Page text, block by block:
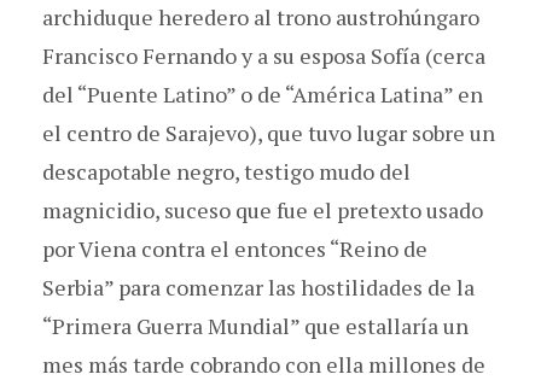
archiduque heredero al trono austrohúngaro
Francisco Fernando y a su esposa Sofía (cerca
del “Puente Latino” o de “América Latina” en
el centro de Sarajevo), que tuvo lugar sobre un
descapotable negro, testigo mudo del
magnicidio, suceso que fue el pretexto usado
por Viena contra el entonces “Reino de
Serbia” para comenzar las hostilidades de la
“Primera Guerra Mundial” que estallaría un
mes más tarde cobrando con ella millones de